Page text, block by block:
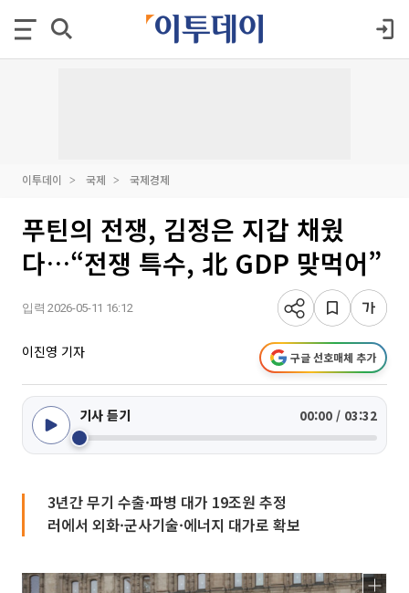
이투데이 국제 국제경제
푸틴의 전쟁, 김정은 지갑 채웠
다…“전쟁 특수, 北 GDP 맞먹어”
입력 2026-05-11 16:12
이진영 기자 구글 선호매체 추가
기사 듣기 00:00 / 03:32
3년간 무기 수출·파병 대가 19조원 추정
러에서 외화·군사기술·에너지 대가로 확보